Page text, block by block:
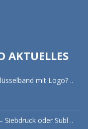
AKTUELLES
mit Logo? ..
Siebdruck oder Subl ..